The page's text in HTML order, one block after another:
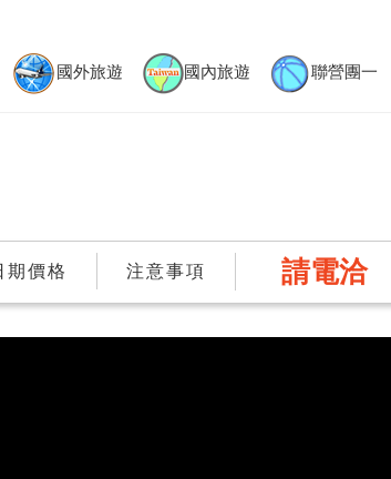
國外旅遊 國內旅遊 聯營團一
期價格 注意事項 請電洽